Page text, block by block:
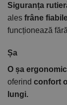
Siguranța
ales frâne
funcționează
Șa
O șa
oferind confort
lungi.